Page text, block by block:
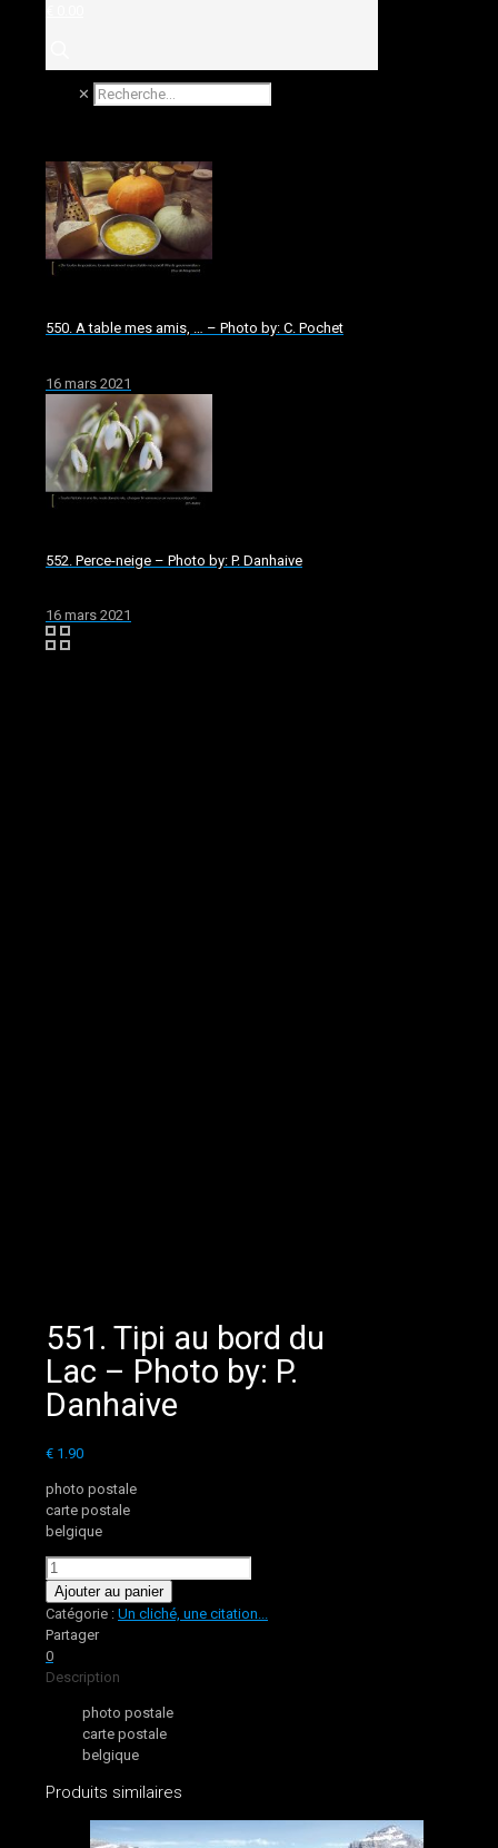
✕
550. A table mes amis, … – Photo by: C. Pochet
16 mars 2021
552. Perce-neige – Photo by: P. Danhaive
16 mars 2021
551. Tipi au bord du
Lac – Photo by: P.
Danhaive
€ 1.90
photo postale
carte postale
belgique
quantité
de
551.
Tipi
au
bord
P.
Danhaive
Ajouter au panier
Catégorie : Un cliché, une citation...
Partager
0
Description
photo postale
carte postale
belgique
Produits similaires